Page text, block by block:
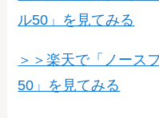
ル50」を見てみる
＞＞楽天で「ノース
50」を見てみる